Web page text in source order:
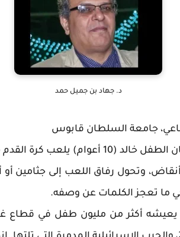
د. جهاد بن جميل حمد
جامعة السلطان قابوس
في صباح مشمس من أيام غزة، كان الطفل
وتحول رفاق اللعب إلى جثامين أو
ما تعجز الكلمات عن وصفه.
أكثر من مليون طفل في قطاع